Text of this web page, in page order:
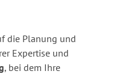
die Planung und
Expertise und
, bei dem Ihre